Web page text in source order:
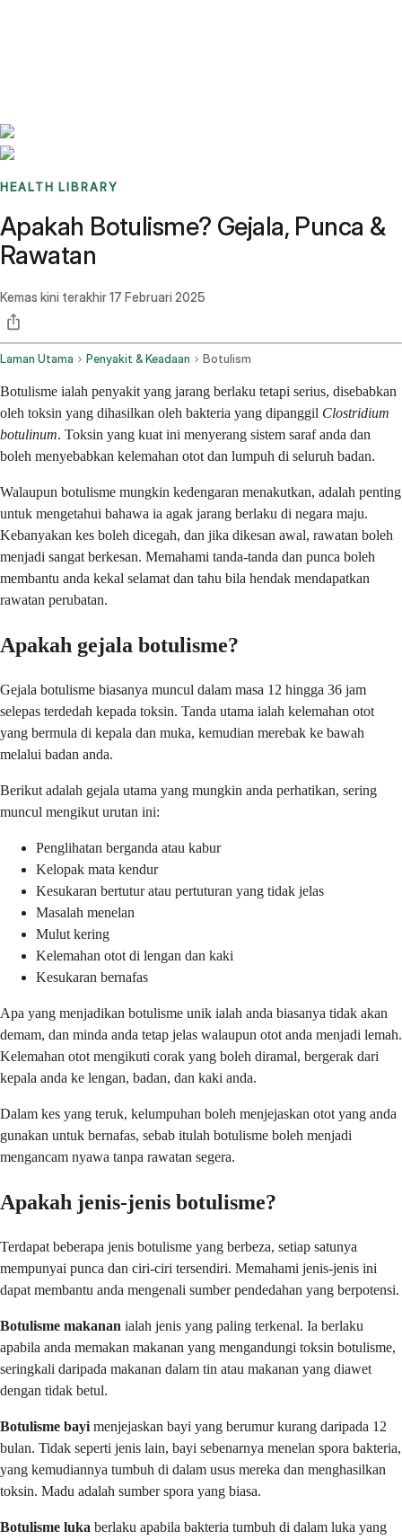
HEALTH LIBRARY
Apakah Botulisme? Gejala, Punca &
Rawatan
Kemas kini terakhir17 Februari 2025
Laman Utama Penyakit & Keadaan Botulism
Botulisme ialah penyakit yang jarang berlaku tetapi serius, disebabkan
oleh toksin yang dihasilkan oleh bakteria yang dipanggil Clostridium
botulinum. Toksin yang kuat ini menyerang sistem saraf anda dan
boleh menyebabkan kelemahan otot dan lumpuh di seluruh badan.
Walaupun botulisme mungkin kedengaran menakutkan, adalah penting
untuk mengetahui bahawa ia agak jarang berlaku di negara maju.
Kebanyakan kes boleh dicegah, dan jika dikesan awal, rawatan boleh
menjadi sangat berkesan. Memahami tanda-tanda dan punca boleh
membantu anda kekal selamat dan tahu bila hendak mendapatkan
rawatan perubatan.
Apakah gejala botulisme?
Gejala botulisme biasanya muncul dalam masa 12 hingga 36 jam
selepas terdedah kepada toksin. Tanda utama ialah kelemahan otot
yang bermula di kepala dan muka, kemudian merebak ke bawah
melalui badan anda.
Berikut adalah gejala utama yang mungkin anda perhatikan, sering
muncul mengikut urutan ini:
Penglihatan berganda atau kabur
Kelopak mata kendur
Kesukaran bertutur atau pertuturan yang tidak jelas
Masalah menelan
Mulut kering
Kelemahan otot di lengan dan kaki
Kesukaran bernafas
Apa yang menjadikan botulisme unik ialah anda biasanya tidak akan
demam, dan minda anda tetap jelas walaupun otot anda menjadi lemah.
Kelemahan otot mengikuti corak yang boleh diramal, bergerak dari
kepala anda ke lengan, badan, dan kaki anda.
Dalam kes yang teruk, kelumpuhan boleh menjejaskan otot yang anda
gunakan untuk bernafas, sebab itulah botulisme boleh menjadi
mengancam nyawa tanpa rawatan segera.
Apakah jenis-jenis botulisme?
Terdapat beberapa jenis botulisme yang berbeza, setiap satunya
mempunyai punca dan ciri-ciri tersendiri. Memahami jenis-jenis ini
dapat membantu anda mengenali sumber pendedahan yang berpotensi.
Botulisme makanan ialah jenis yang paling terkenal. Ia berlaku
apabila anda memakan makanan yang mengandungi toksin botulisme,
seringkali daripada makanan dalam tin atau makanan yang diawet
dengan tidak betul.
Botulisme bayi menjejaskan bayi yang berumur kurang daripada 12
bulan. Tidak seperti jenis lain, bayi sebenarnya menelan spora bakteria,
yang kemudiannya tumbuh di dalam usus mereka dan menghasilkan
toksin. Madu adalah sumber spora yang biasa.
Botulisme luka berlaku apabila bakteria tumbuh di dalam luka yang